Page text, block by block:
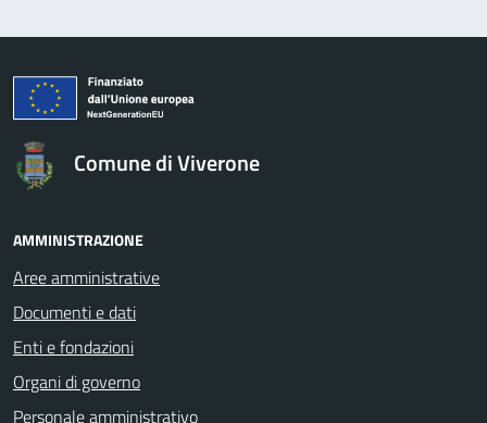
logo Unione Europea
Comune di Viverone
AMMINISTRAZIONE
Aree amministrative
Documenti e dati
Enti e fondazioni
Organi di governo
Personale amministrativo